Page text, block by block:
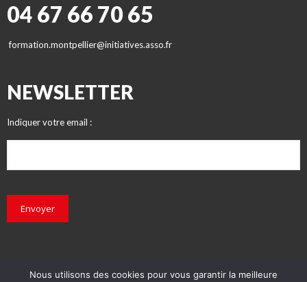
04 67 66 70 65
formation.montpellier@initiatives.asso.fr
NEWSLETTER
Indiquer votre email :
Envoyer
Nous utilisons des cookies pour vous garantir la meilleure